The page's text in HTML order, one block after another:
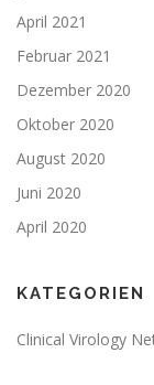
April 2021
Februar 2021
Dezember 2020
Oktober 2020
August 2020
Juni 2020
April 2020
KATEGORIEN
Clinical Virology